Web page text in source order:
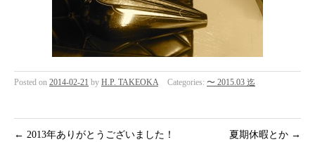
Posted on 2014-02-21 by H.P. TAKEOKA Categories: 〜 2015.03 迄
← 2013年ありがとうございました！ 夏期休暇とか →